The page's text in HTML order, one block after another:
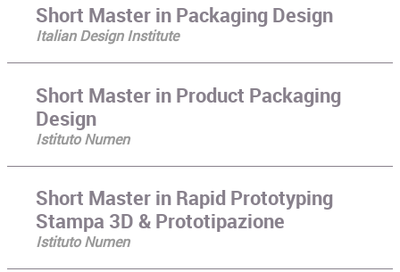
Short Master in Packaging Design
Italian Design Institute
Short Master in Product Packaging
Design
Istituto Numen
Short Master in Rapid Prototyping
Stampa 3D & Prototipazione
Istituto Numen